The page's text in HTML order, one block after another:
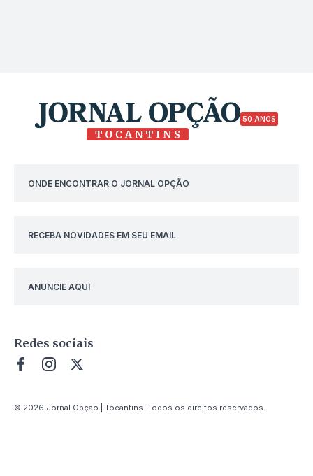
50 ANOS
ONDE ENCONTRAR O JORNAL OPÇÃO
RECEBA NOVIDADES EM SEU EMAIL
ANUNCIE AQUI
Redes sociais
© 2026 Jornal Opção | Tocantins. Todos os direitos reservados.